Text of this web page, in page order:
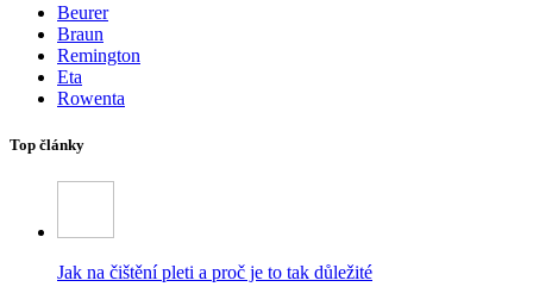
Beurer
Braun
Remington
Eta
Rowenta
Top články
Jak na čištění pleti a proč je to tak důležité